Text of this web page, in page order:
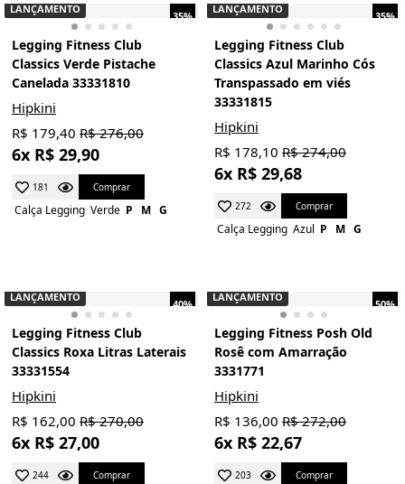
35%
LANÇAMENTO
Legging Fitness Club
Classics Verde Pistache
Canelada 33331810
Hipkini
R$ 179,40 R$ 276,00
6x R$ 29,90
181 Comprar
Calça Legging Verde P M G
35%
LANÇAMENTO
Legging Fitness Club
Classics Azul Marinho Cós
Transpassado em viés
33331815
Hipkini
R$ 178,10 R$ 274,00
6x R$ 29,68
272 Comprar
Calça Legging Azul P M G
40%
LANÇAMENTO
Legging Fitness Club
Classics Roxa Litras Laterais
33331554
Hipkini
R$ 162,00 R$ 270,00
6x R$ 27,00
244 Comprar
50%
LANÇAMENTO
Legging Fitness Posh Old
Rosê com Amarração
3331771
Hipkini
R$ 136,00 R$ 272,00
6x R$ 22,67
203 Comprar